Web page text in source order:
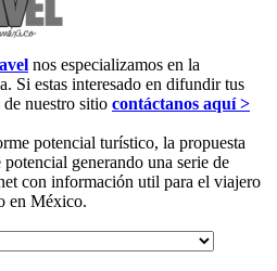
nos especializamos en la
Si estas interesado en difundir tus
nuestro sitio contáctanos aquí >
potencial turístico, la propuesta
generando una serie de
con información util para el viajero
en México.